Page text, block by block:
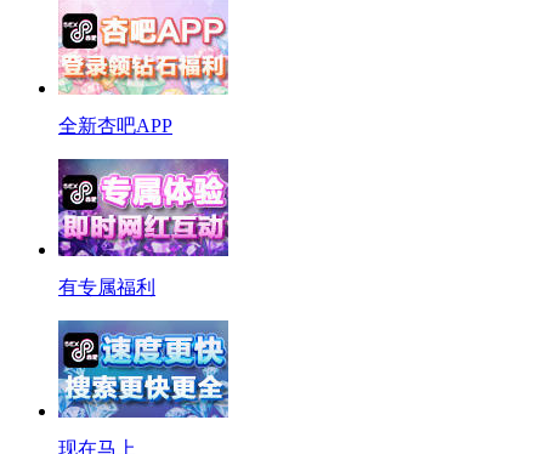
全新杏吧APP
有专属福利
现在马上